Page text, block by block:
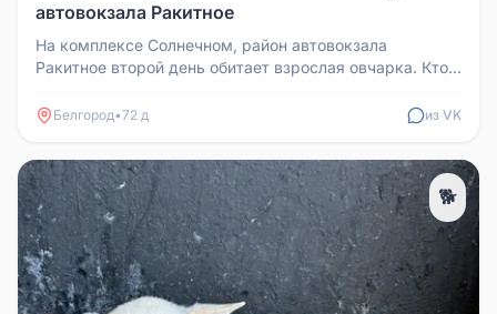
автовокзала Ракитное
На комплексе Солнечном, район автовокзала
Ракитное второй день обитает взрослая овчарка. Кто
Белгород•72 д из VK
🐕